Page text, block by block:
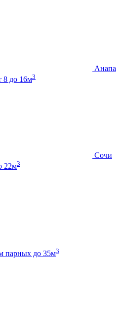
Анапа
8 до 16м3
Сочи
22м3
парных до 35м3